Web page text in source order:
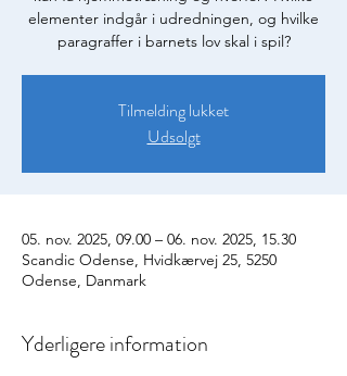
elementer indgår i udredningen, og hvilke
paragraffer i barnets lov skal i spil?
Tilmelding lukket
Udsolgt
05. nov. 2025, 09.00 – 06. nov. 2025, 15.30
Scandic Odense, Hvidkærvej 25, 5250
Odense, Danmark
Yderligere information